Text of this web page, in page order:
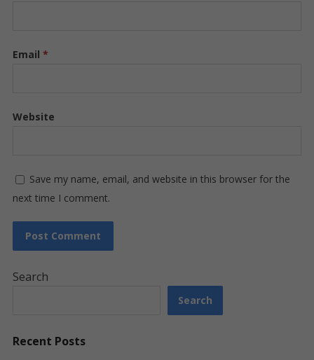
Email *
Website
Save my name, email, and website in this browser for the
next time I comment.
Search
Search
Recent Posts